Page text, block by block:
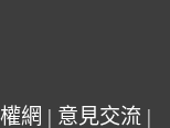
網 | 意見交流 |